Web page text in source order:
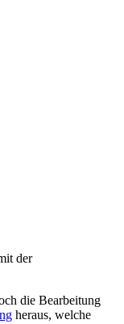
der
die Bearbeitung
heraus, welche